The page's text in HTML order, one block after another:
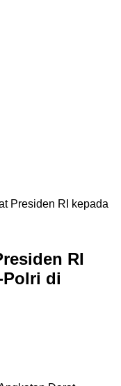
Presiden RI kepada
RI
Polri di